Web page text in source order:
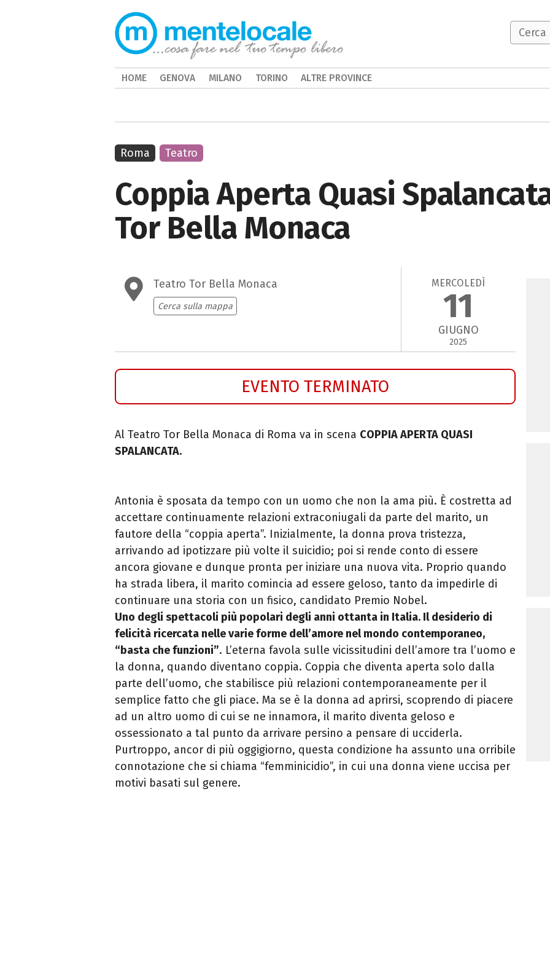
Coppia Aperta Quasi
Tor Bella Monaca
Teatro Tor Bella Monaca
Cerca sulla mappa
MERCOLEDÌ
11
GIUGNO
2025
EVENTO TERMINATO
Al Teatro Tor Bella Monaca di Roma va in scena COPPIA APERTA QUASI
SPALANCATA.
Antonia è sposata da tempo con un uomo che non la ama più. È costretta ad
accettare continuamente relazioni extraconiugali da parte del marito, un
fautore della “coppia aperta”. Inizialmente, la donna prova tristezza,
arrivando ad ipotizzare più volte il suicidio; poi si rende conto di essere
ancora giovane e dunque pronta per iniziare una nuova vita. Proprio quando
ha strada libera, il marito comincia ad essere geloso, tanto da impedirle di
continuare una storia con un fisico, candidato Premio Nobel.
Uno degli spettacoli più popolari degli anni ottanta in Italia. Il desiderio di
felicità ricercata nelle varie forme dell’amore nel mondo contemporaneo,
“basta che funzioni”. L’eterna favola sulle vicissitudini dell’amore tra l’uomo e
la donna, quando diventano coppia. Coppia che diventa aperta solo dalla
parte dell’uomo, che stabilisce più relazioni contemporaneamente per il
semplice fatto che gli piace. Ma se è la donna ad aprirsi, scoprendo di piacere
ad un altro uomo di cui se ne innamora, il marito diventa geloso e
ossessionato a tal punto da arrivare persino a pensare di ucciderla.
Purtroppo, ancor di più oggigiorno, questa condizione ha assunto una orribile
connotazione che si chiama “femminicidio”, in cui una donna viene uccisa per
motivi basati sul genere.
Roma Teatro
HOME GENOVA MILANO TORINO ALTRE PROVINCE